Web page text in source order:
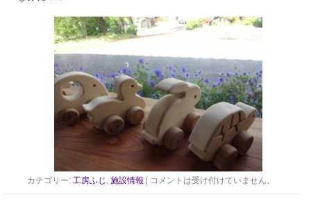
カテゴリー:工房ふじ ,施設情報 コメントは受け付けていません。